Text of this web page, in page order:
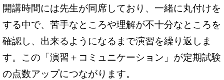
開講時間には先生が同席しており、一緒に丸付けを
する中で、苦手なところや理解が不十分なところを
確認し、出来るようになるまで演習を繰り返しま
す。この「演習＋コミュニケーション」が定期試験
の点数アップにつながります。